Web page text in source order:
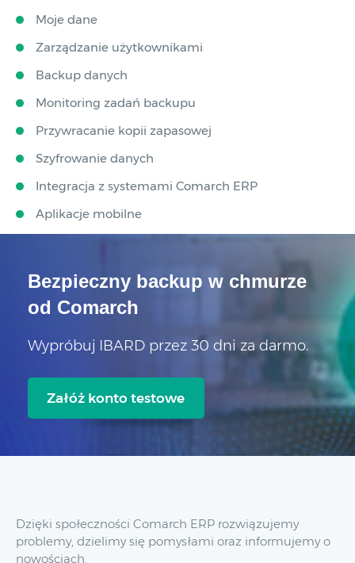
Moje dane
Zarządzanie użytkownikami
Backup danych
Monitoring zadań backupu
Przywracanie kopii zapasowej
Szyfrowanie danych
Integracja z systemami Comarch ERP
Aplikacje mobilne
Bezpieczny backup w chmurze
od Comarch
Wypróbuj IBARD przez 30 dni za darmo.
Załóż konto testowe
Dzięki społeczności Comarch ERP rozwiązujemy
problemy, dzielimy się pomysłami oraz informujemy o
nowościach.